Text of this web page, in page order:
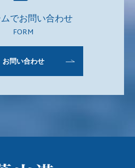
でお問い合わせ
FORM
お問い合わせ